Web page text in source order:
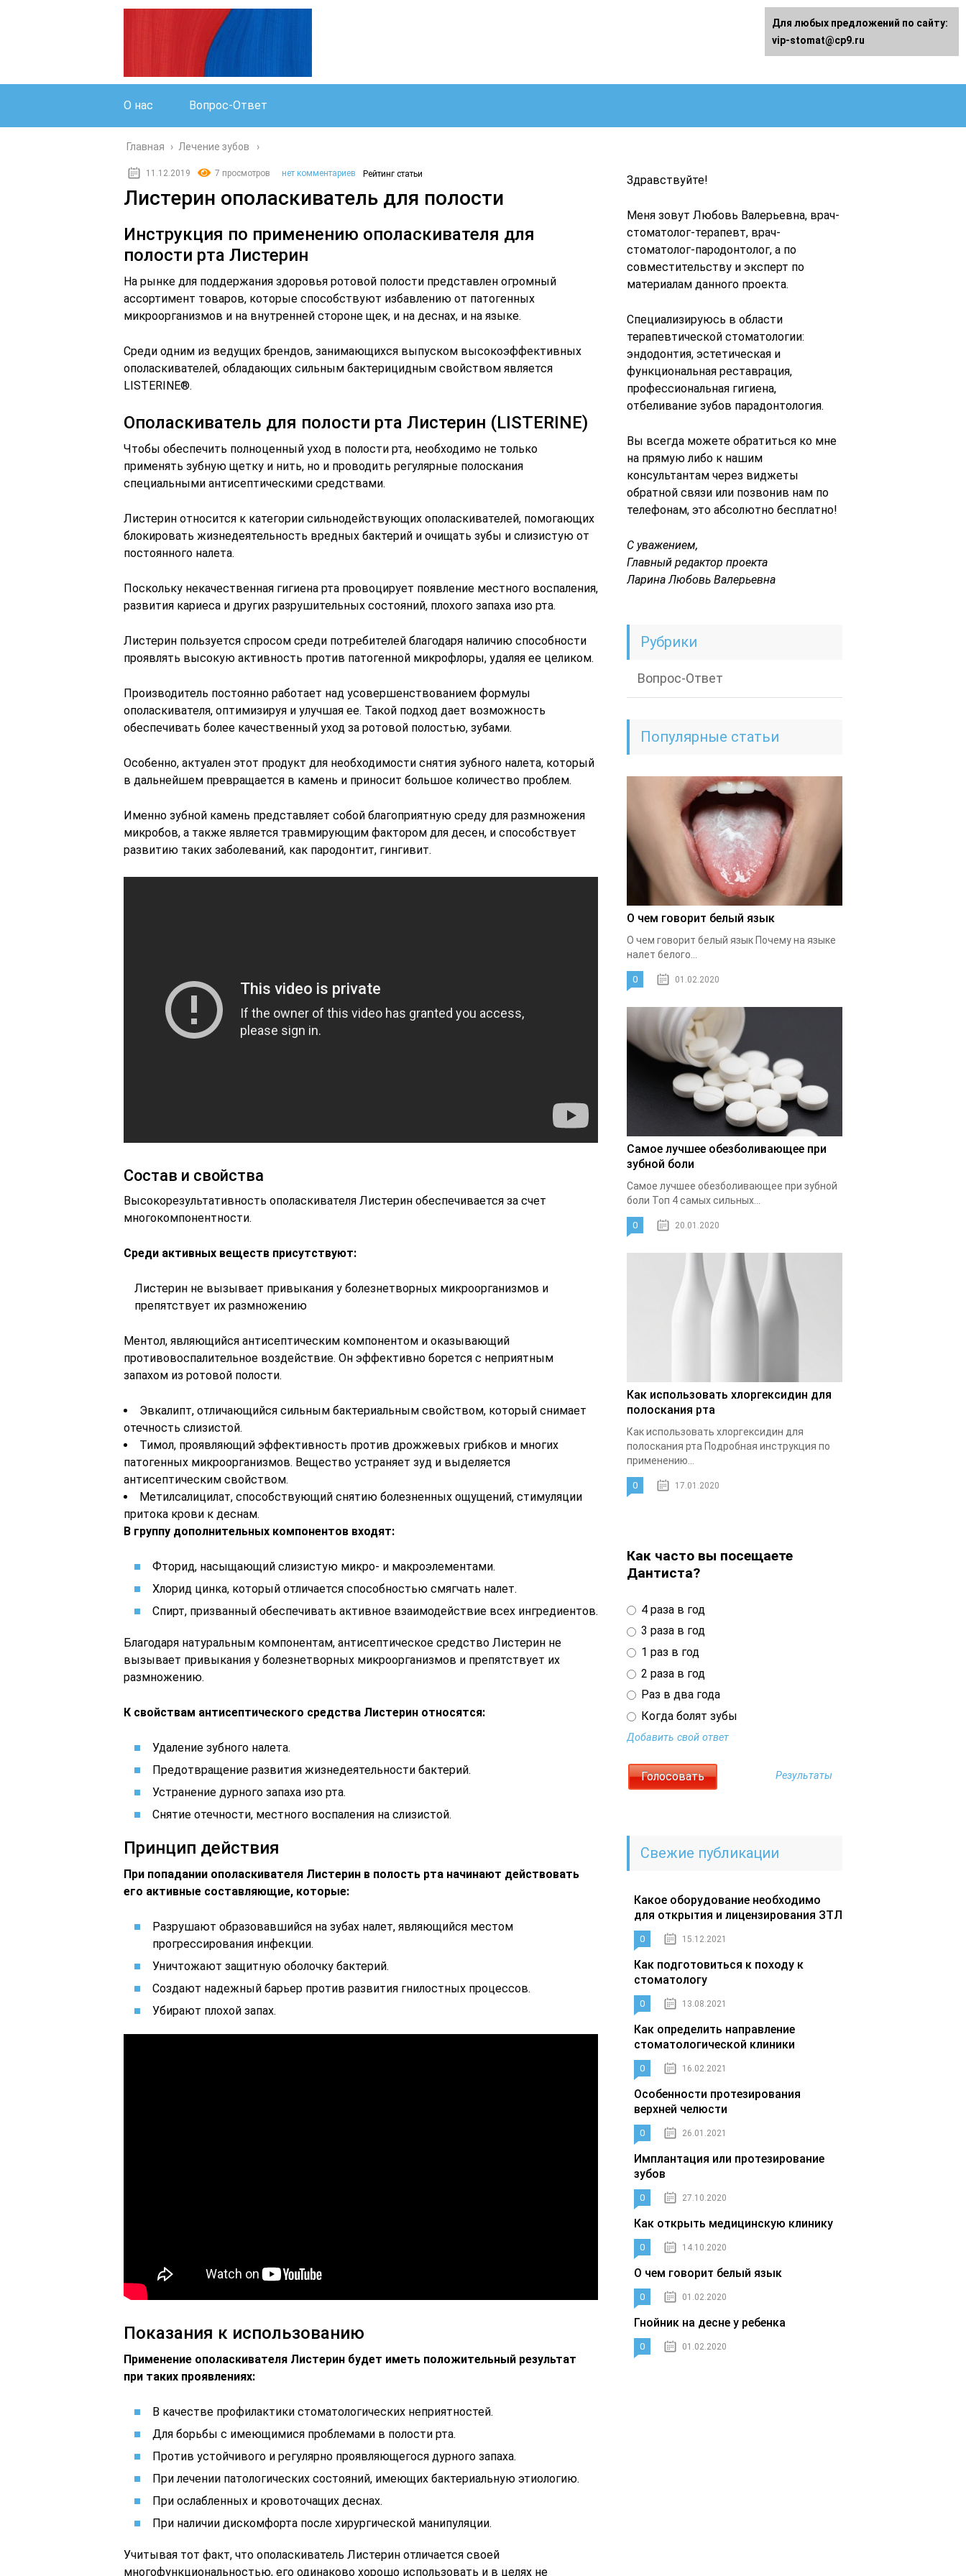
О нас Вопрос-Ответ
Главная › Лечение зубов
11.12.2019 7 просмотров нет комментариев Рейтинг статьи
Листерин ополаскиватель для полости
Инструкция по применению ополаскивателя для
полости рта Листерин
На рынке для поддержания здоровья ротовой полости представлен огромный
ассортимент товаров, которые способствуют избавлению от патогенных
микроорганизмов и на внутренней стороне щек, и на деснах, и на языке.
Среди одним из ведущих брендов, занимающихся выпуском высокоэффективных
ополаскивателей, обладающих сильным бактерицидным свойством является
LISTERINE®.
Ополаскиватель для полости рта Листерин (LISTERINE)
Чтобы обеспечить полноценный уход в полости рта, необходимо не только
применять зубную щетку и нить, но и проводить регулярные полоскания
специальными антисептическими средствами.
Листерин относится к категории сильнодействующих ополаскивателей, помогающих
блокировать жизнедеятельность вредных бактерий и очищать зубы и слизистую от
постоянного налета.
Поскольку некачественная гигиена рта провоцирует появление местного воспаления,
развития кариеса и других разрушительных состояний, плохого запаха изо рта.
Листерин пользуется спросом среди потребителей благодаря наличию способности
проявлять высокую активность против патогенной микрофлоры, удаляя ее целиком.
Производитель постоянно работает над усовершенствованием формулы
ополаскивателя, оптимизируя и улучшая ее. Такой подход дает возможность
обеспечивать более качественный уход за ротовой полостью, зубами.
Особенно, актуален этот продукт для необходимости снятия зубного налета, который
в дальнейшем превращается в камень и приносит большое количество проблем.
Именно зубной камень представляет собой благоприятную среду для размножения
микробов, а также является травмирующим фактором для десен, и способствует
развитию таких заболеваний, как пародонтит, гингивит.
Состав и свойства
Высокорезультативность ополаскивателя Листерин обеспечивается за счет
многокомпонентности.
Среди активных веществ присутствуют:
Листерин не вызывает привыкания у болезнетворных микроорганизмов и
препятствует их размножению
Ментол, являющийся антисептическим компонентом и оказывающий
противовоспалительное воздействие. Он эффективно борется с неприятным
запахом из ротовой полости.
Эвкалипт, отличающийся сильным бактериальным свойством, который снимает
отечность слизистой.
Тимол, проявляющий эффективность против дрожжевых грибков и многих
патогенных микроорганизмов. Вещество устраняет зуд и выделяется
антисептическим свойством.
Метилсалицилат, способствующий снятию болезненных ощущений, стимуляции
притока крови к деснам.
В группу дополнительных компонентов входят:
Фторид, насыщающий слизистую микро- и макроэлементами.
Хлорид цинка, который отличается способностью смягчать налет.
Спирт, призванный обеспечивать активное взаимодействие всех ингредиентов.
Благодаря натуральным компонентам, антисептическое средство Листерин не
вызывает привыкания у болезнетворных микроорганизмов и препятствует их
размножению.
К свойствам антисептического средства Листерин относятся:
Удаление зубного налета.
Предотвращение развития жизнедеятельности бактерий.
Устранение дурного запаха изо рта.
Снятие отечности, местного воспаления на слизистой.
Принцип действия
При попадании ополаскивателя Листерин в полость рта начинают действовать
его активные составляющие, которые:
Разрушают образовавшийся на зубах налет, являющийся местом
прогрессирования инфекции.
Уничтожают защитную оболочку бактерий.
Создают надежный барьер против развития гнилостных процессов.
Убирают плохой запах.
Показания к использованию
Применение ополаскивателя Листерин будет иметь положительный результат
при таких проявлениях:
В качестве профилактики стоматологических неприятностей.
Для борьбы с имеющимися проблемами в полости рта.
Против устойчивого и регулярно проявляющегося дурного запаха.
При лечении патологических состояний, имеющих бактериальную этиологию.
При ослабленных и кровоточащих деснах.
При наличии дискомфорта после хирургической манипуляции.
Учитывая тот факт, что ополаскиватель Листерин отличается своей
многофункциональностью, его одинаково хорошо использовать и в целях не
Здравствуйте!
Меня зовут Любовь Валерьевна, врач-
стоматолог-терапевт, врач-
стоматолог-пародонтолог, а по
совместительству и эксперт по
материалам данного проекта.
Специализируюсь в области
терапевтической стоматологии:
эндодонтия, эстетическая и
функциональная реставрация,
профессиональная гигиена,
отбеливание зубов парадонтология.
Вы всегда можете обратиться ко мне
на прямую либо к нашим
консультантам через виджеты
обратной связи или позвонив нам по
телефонам, это абсолютно бесплатно!
С уважением,
Главный редактор проекта
Ларина Любовь Валерьевна
Рубрики
Вопрос-Ответ
Популярные статьи
О чем говорит белый язык
О чем говорит белый язык Почему на языке
налет белого...
0 01.02.2020
Самое лучшее обезболивающее при
зубной боли
Самое лучшее обезболивающее при зубной
боли Топ 4 самых сильных...
0 20.01.2020
Как использовать хлоргексидин для
полоскания рта
Как использовать хлоргексидин для
полоскания рта Подробная инструкция по
применению...
0 17.01.2020
Как часто вы посещаете
Дантиста?
4 раза в год
3 раза в год
1 раз в год
2 раза в год
Раз в два года
Когда болят зубы
Добавить свой ответ
Результаты
Свежие публикации
Какое оборудование необходимо
для открытия и лицензирования ЗТЛ
0 15.12.2021
Как подготовиться к походу к
стоматологу
0 13.08.2021
Как определить направление
стоматологической клиники
0 16.02.2021
Особенности протезирования
верхней челюсти
0 26.01.2021
Имплантация или протезирование
зубов
0 27.10.2020
Как открыть медицинскую клинику
0 14.10.2020
О чем говорит белый язык
0 01.02.2020
Гнойник на десне у ребенка
0 01.02.2020
Для любых предложений по сайту:
vip-stomat@cp9.ru